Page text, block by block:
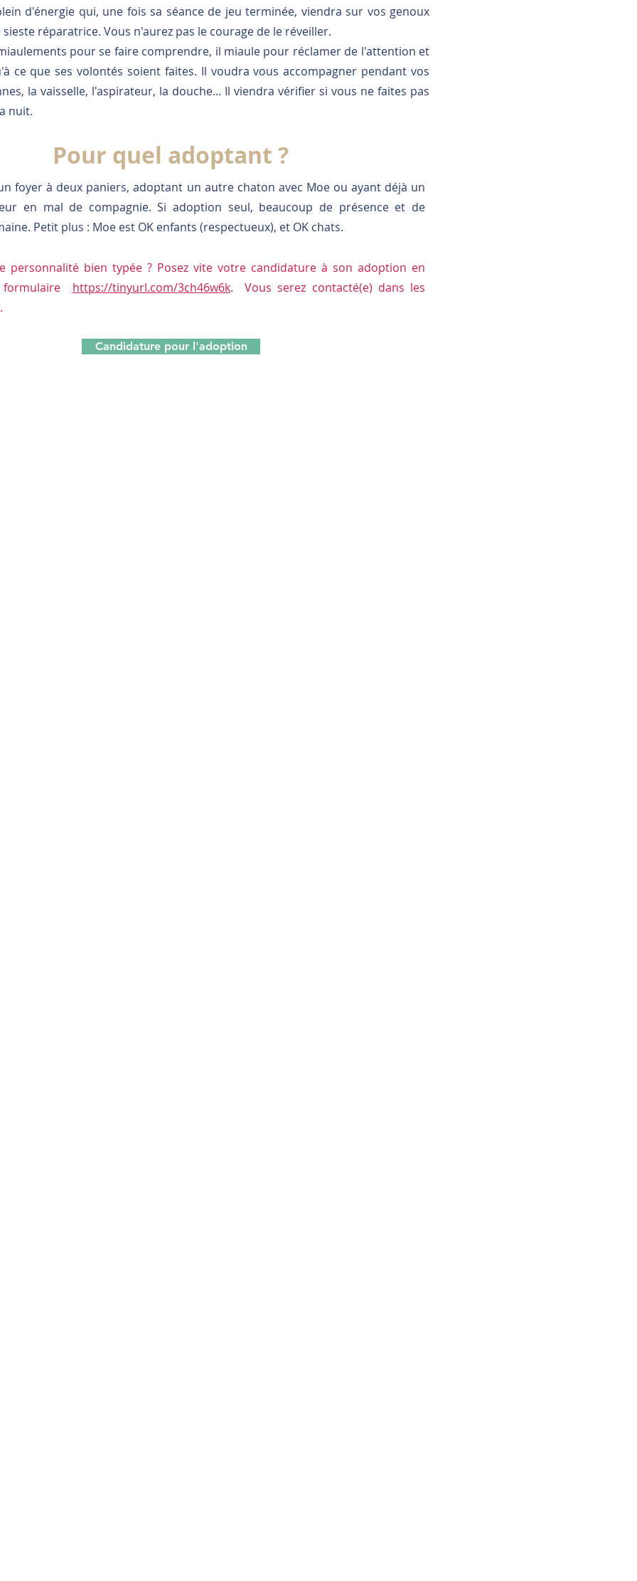
d'énergie qui, une fois sa séance de jeu terminée, viendra sur vos genoux
réparatrice. Vous n'aurez pas le courage de le réveiller.
pour se faire comprendre, il miaule pour réclamer de l'attention et
ce que ses volontés soient faites. Il voudra vous accompagner pendant vos
la vaisselle, l'aspirateur, la douche... Il viendra vérifier si vous ne faites pas
nuit.
Pour quel adoptant ?
foyer à deux paniers, adoptant un autre chaton avec Moe ou ayant déjà un
en mal de compagnie. Si adoption seul, beaucoup de présence et de
Petit plus : Moe est OK enfants (respectueux), et OK chats.
personnalité bien typée ? Posez vite votre candidature à son adoption en
formulaire https://tinyurl.com/3ch46w6k. Vous serez contacté(e) dans les
Candidature pour l'adoption